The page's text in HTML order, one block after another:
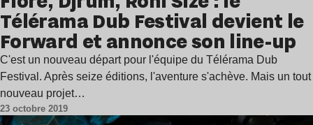
Télérama Dub Festival devient le
Forward et annonce son line-up
C'est un nouveau départ pour l'équipe du Télérama Dub
Festival. Après seize éditions, l'aventure s'achève. Mais un tout
nouveau projet…
23 octobre 2019